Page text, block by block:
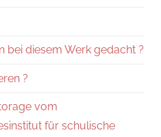
bei diesem Werk gedacht ?
?
vom
für schulische